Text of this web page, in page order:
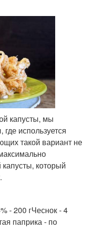
капусты, мы
используется
такой вариант не
который
- 200 гЧеснок - 4
паприка - по